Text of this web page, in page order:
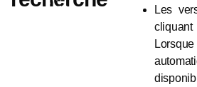
Les
cliquant